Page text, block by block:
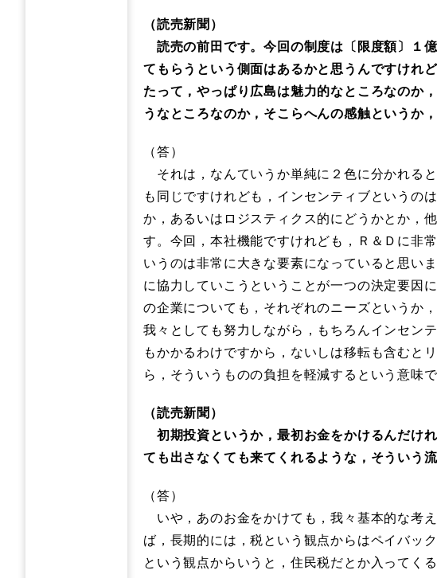
（読売新聞）
読売の前田です。今回の制度は〔限度額〕１
てもらうという側面はあるかと思うんですけれ
たって，やっぱり広島は魅力的なところなのか
うなところなのか，そこらへんの感触というか
（答）
それは，なんていうか単純に２色に分かれる
も同じですけれども，インセンティブというの
か，あるいはロジスティクス的にどうかとか，
す。今回，本社機能ですけれども，Ｒ＆Ｄに非
いうのは非常に大きな要素になっていると思い
に協力していこうということが一つの決定要因
の企業についても，それぞれのニーズというか
我々としても努力しながら，もちろんインセン
もかかるわけですから，ないしは移転も含むと
ら，そういうものの負担を軽減するという意味
（読売新聞）
初期投資というか，最初お金をかけるんだけ
ても出さなくても来てくれるような，そういう
（答）
いや，あのお金をかけても，我々基本的な考
ば，長期的には，税という観点からはペイバッ
という観点からいうと，住民税だとか入ってく